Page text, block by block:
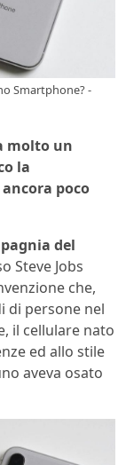
Smartphone? -
molto un
la
poco
del
Steve Jobs
che,
di persone nel
il cellulare nato
ed allo stile
aveva osato